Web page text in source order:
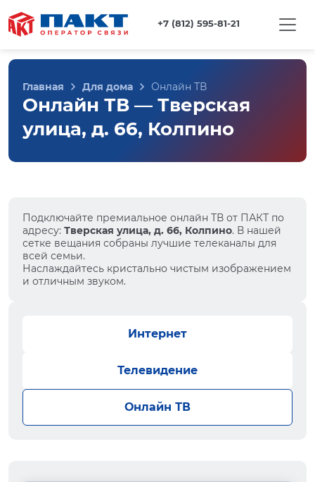
+7 (812) 595-81-21
Главная Для дома Онлайн ТВ
Онлайн ТВ — Тверская
улица, д. 66, Колпино
Подключайте премиальное онлайн ТВ от ПАКТ по
адресу: Тверская улица, д. 66, Колпино. В нашей
сетке вещания собраны лучшие телеканалы для
всей семьи.
Наслаждайтесь кристально чистым изображением
и отличным звуком.
Интернет
Телевидение
Онлайн ТВ